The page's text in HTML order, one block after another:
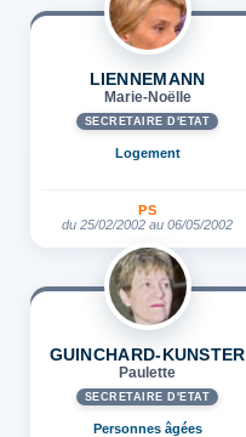
LIENNEMANN
Marie-Noëlle
SECRÉTAIRE D'ETAT
Logement
PS
du 25/02/2002 au 06/05/2002
GUINCHARD-KUNSTER
Paulette
SECRÉTAIRE D'ETAT
Personnes âgées